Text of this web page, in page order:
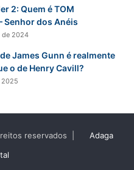
2: Quem é TOM
Senhor dos Anéis
de 2024
James Gunn é realmente
o de Henry Cavill?
2025
reservados |
Adaga